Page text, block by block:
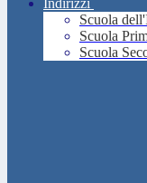
Indirizzi
Scuola
Scuola
Scuola